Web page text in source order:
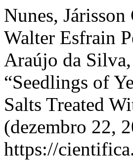
Nunes,
Walter Esfrain
Araújo da
“Seedlings of
Salts Treated
(dezembro 22,
https://